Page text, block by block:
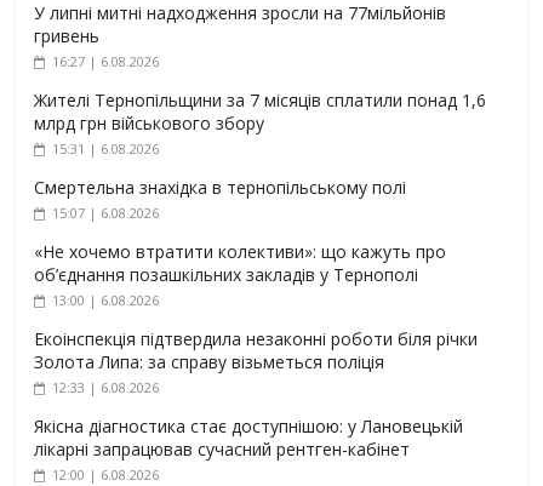
У липні митні надходження зросли на 77мільйонів
гривень
16:27 | 6.08.2026
Жителі Тернопільщини за 7 місяців сплатили понад 1,6
млрд грн військового збору
15:31 | 6.08.2026
Смертельна знахідка в тернопільському полі
15:07 | 6.08.2026
«Не хочемо втратити колективи»: що кажуть про
об’єднання позашкільних закладів у Тернополі
13:00 | 6.08.2026
Екоінспекція підтвердила незаконні роботи біля річки
Золота Липа: за справу візьметься поліція
12:33 | 6.08.2026
Якісна діагностика стає доступнішою: у Лановецькій
лікарні запрацював сучасний рентген-кабінет
12:00 | 6.08.2026